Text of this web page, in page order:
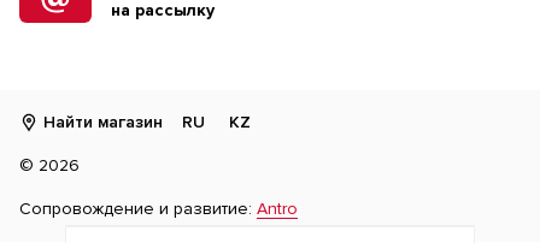
на рассылку
Найти магазин RU KZ
© 2026
Сопровождение и развитие: Antro